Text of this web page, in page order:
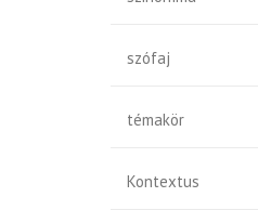
szófaj
témakör
Kontextus